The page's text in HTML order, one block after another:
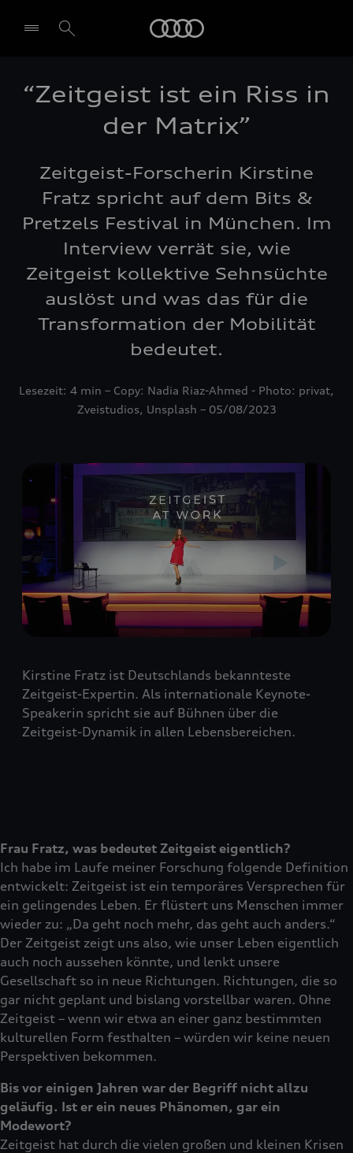
“Zeitgeist ist ein Riss in
der Matrix”
Zeitgeist-Forscherin Kirstine
Fratz spricht auf dem Bits &
Pretzels Festival in München. Im
Interview verrät sie, wie
Zeitgeist kollektive Sehnsüchte
auslöst und was das für die
Transformation der Mobilität
bedeutet.
Lesezeit: 4 min – Copy: Nadia Riaz-Ahmed - Photo: privat,
Zveistudios, Unsplash – 05/08/2023
Kirstine Fratz ist Deutschlands bekannteste
Zeitgeist-Expertin. Als internationale Keynote-
Speakerin spricht sie auf Bühnen über die
Zeitgeist-Dynamik in allen Lebensbereichen.
Frau Fratz, was bedeutet Zeitgeist eigentlich?
Ich habe im Laufe meiner Forschung folgende Definition
entwickelt: Zeitgeist ist ein temporäres Versprechen für
ein gelingendes Leben. Er flüstert uns Menschen immer
wieder zu: „Da geht noch mehr, das geht auch anders.“
Der Zeitgeist zeigt uns also, wie unser Leben eigentlich
auch noch aussehen könnte, und lenkt unsere
Gesellschaft so in neue Richtungen. Richtungen, die so
gar nicht geplant und bislang vorstellbar waren. Ohne
Zeitgeist – wenn wir etwa an einer ganz bestimmten
kulturellen Form festhalten – würden wir keine neuen
Perspektiven bekommen.
Bis vor einigen Jahren war der Begriff nicht allzu
geläufig. Ist er ein neues Phänomen, gar ein
Modewort?
Zeitgeist hat durch die vielen großen und kleinen Krisen